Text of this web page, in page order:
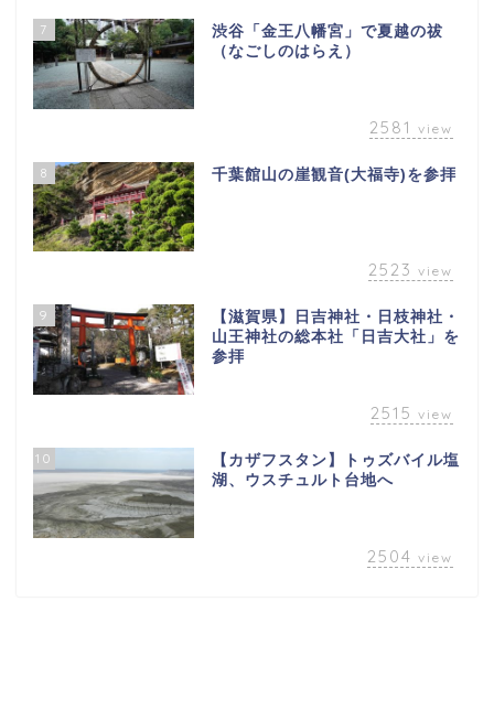
7
渋谷「金王八幡宮」で夏越の祓
（なごしのはらえ）
2581 view
8 千葉館山の崖観音(大福寺)を参拝
2523 view
9
【滋賀県】日吉神社・日枝神社・
山王神社の総本社「日吉大社」を
参拝
2515 view
10
【カザフスタン】トゥズバイル塩
湖、ウスチュルト台地へ
2504 view